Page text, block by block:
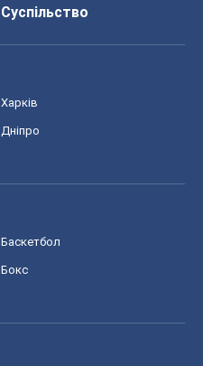
Суспільство
Харків
Дніпро
Баскетбол
Бокс